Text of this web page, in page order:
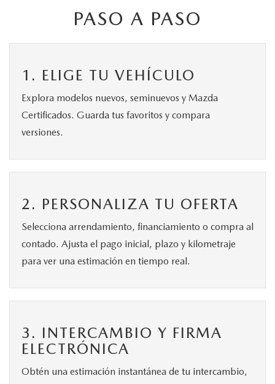
PASO A PASO
1. ELIGE TU VEHÍCULO
Explora modelos nuevos, seminuevos y Mazda
Certificados. Guarda tus favoritos y compara
versiones.
2. PERSONALIZA TU OFERTA
Selecciona arrendamiento, financiamiento o compra al
contado. Ajusta el pago inicial, plazo y kilometraje
para ver una estimación en tiempo real.
3. INTERCAMBIO Y FIRMA
ELECTRÓNICA
Obtén una estimación instantánea de tu intercambio,